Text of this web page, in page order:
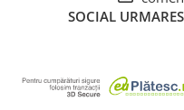
SOCIAL